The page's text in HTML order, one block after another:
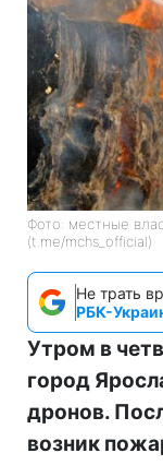
Фото: местные
(t.me/mchs_official)
Не трать
РБК-
Утром в
город
дронов.
возник